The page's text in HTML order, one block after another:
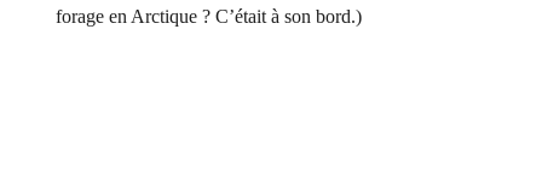
forage en Arctique ? C’était à son bord.)